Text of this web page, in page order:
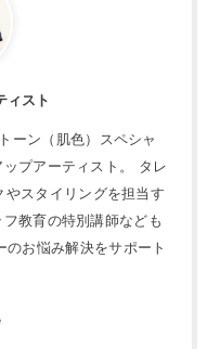
ィスト
ーン（肌色）スペシャ
プアーティスト。 タレ
スタイリングを担当す
教育の特別講師なども
お悩み解決をサポート